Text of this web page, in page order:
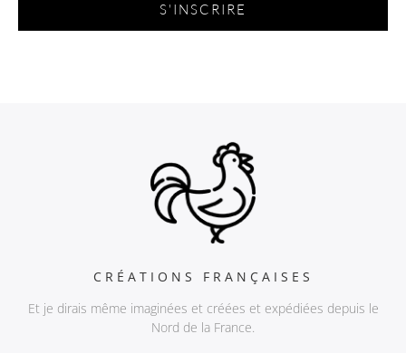
S'INSCRIRE
CRÉATIONS FRANÇAISES
Et je dirais même imaginées et créées et expédiées depuis le
Nord de la France.